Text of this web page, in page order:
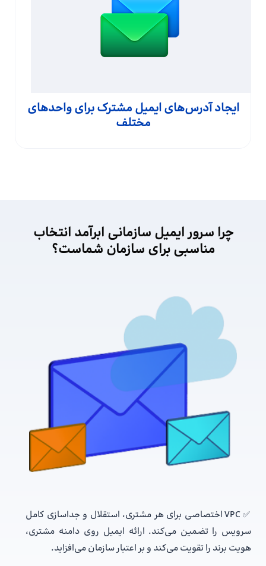
ایجاد آدرس‌های ایمیل مشترک برای واحدهای
مختلف
چرا سرور ایمیل سازمانی ابرآمد انتخاب
مناسبی برای سازمان شماست؟
✅ VPC اختصاصی برای هر مشتری، استقلال و جداسازی کامل
سرویس را تضمین می‌کند. ارائه ایمیل روی دامنه مشتری،
هویت برند را تقویت می‌کند و بر اعتبار سازمان می‌افزاید.